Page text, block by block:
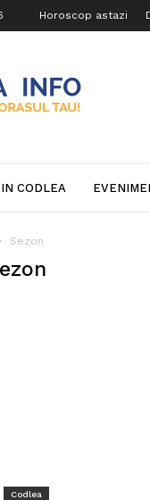
Horoscop astazi
CODLEA
Sezon
Codlea